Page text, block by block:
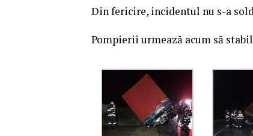
Din fericire, incidentul nu s-a
Pompierii urmează acum să